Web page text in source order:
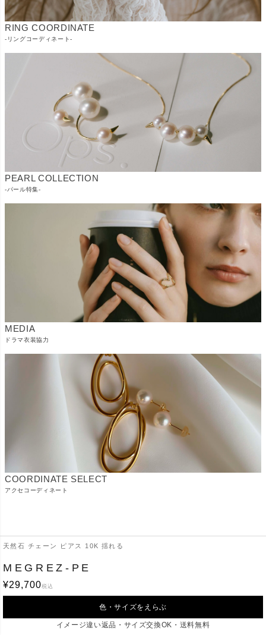
天然石 チェーン ピアス 10K 揺れる
MEGREZ-PE
¥29,700税込
色・サイズをえらぶ
イメージ違い返品・サイズ交換OK・送料無料
RING COORDINATE
-リングコーディネート-
PEARL COLLECTION
-パール特集-
MEDIA
ドラマ衣装協力
COORDINATE SELECT
アクセコーディネート
Ops.
ご利用ガイド 配送・送料